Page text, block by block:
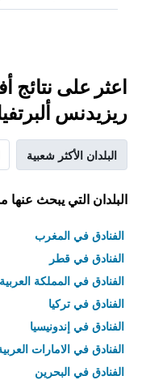
اعثر على
ريزيدنس
البلدان الأكثر شعبية
البلدان التي يبحث عنها
الفنادق في المغرب
الفنادق في قطر
الفنادق في المملكة
الفنادق في تركيا
الفنادق في إندونيسيا
الفنادق في الامارات
الفنادق في البحرين